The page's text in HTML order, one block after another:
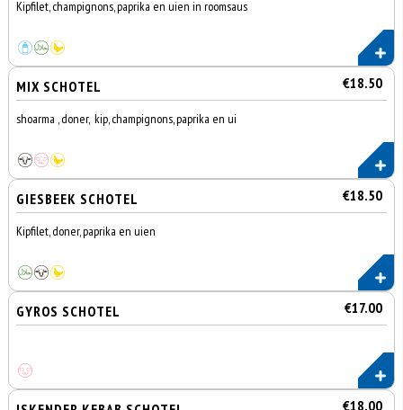
Kipfilet, champignons, paprika en uien in roomsaus
MIX SCHOTEL €18.50
shoarma , doner, kip, champignons, paprika en ui
GIESBEEK SCHOTEL €18.50
Kipfilet, doner, paprika en uien
GYROS SCHOTEL €17.00
€18.00